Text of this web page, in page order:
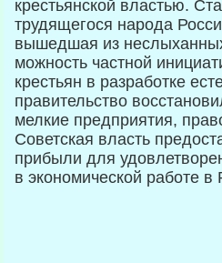
крестьянской властью.
трудящегося народа
вышедшая из
можность частной
крестьян в разработ­ке
правительство
мелкие предприятия,
Советская власть
прибыли для
в экономической работе в